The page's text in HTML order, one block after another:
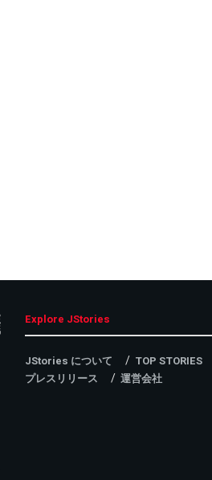
Explore JStories
JStories について TOP STORIES
プレスリリース
運営会社